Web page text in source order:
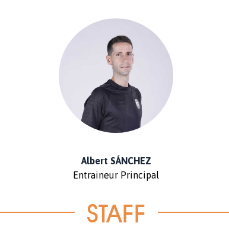
Albert SÁNCHEZ
Entraineur Principal
STAFF